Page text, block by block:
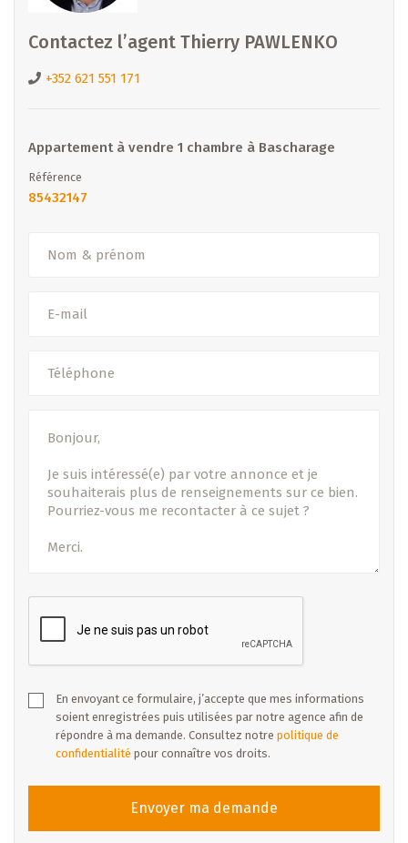
IMMOBILIER accompagne ses clients dans l’achat, la vente,
équipe place la proximité, la transparence et l’écoute au
--> Découvrez nos offres : www.b-immobilier.lu
Email :thierry.pawlenko@b-immobilier.lu
Contactez l’agent Thierry PAWLENKO
+352 621 551 171
Appartement à vendre 1 chambre à Bascharage
Référence
85432147
En envoyant ce formulaire, j’accepte que mes informations
soient enregistrées puis utilisées par notre agence afin de
répondre à ma demande. Consultez notre politique de
confidentialité pour connaître vos droits.
Envoyer ma demande